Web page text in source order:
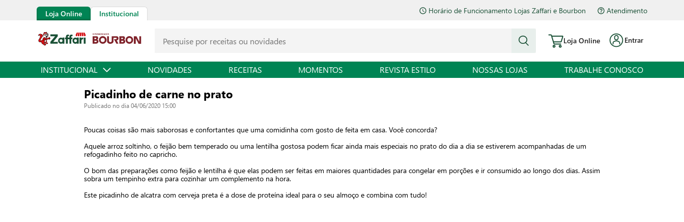
Loja Online Institucional Horário de Funcionamento Lojas Zaffari e Bourbon Atendimento
Loja Online Entrar
INSTITUCIONAL NOVIDADES RECEITAS MOMENTOS REVISTA ESTILO NOSSAS LOJAS TRABALHE CONOSCO
Picadinho de carne no prato
Publicado no dia 04/06/2020 15:00
Poucas coisas são mais saborosas e confortantes que uma comidinha com gosto de feita em casa. Você concorda?
Aquele arroz soltinho, o feijão bem temperado ou uma lentilha gostosa podem ficar ainda mais especiais no prato do dia a dia se estiverem acompanhadas de um
refogadinho feito no capricho.
O bom das preparações como feijão e lentilha é que elas podem ser feitas em maiores quantidades para congelar em porções e ir consumido ao longo dos dias. Assim
sobra um tempinho extra para cozinhar um complemento na hora.
Este picadinho de alcatra com cerveja preta é a dose de proteína ideal para o seu almoço e combina com tudo!